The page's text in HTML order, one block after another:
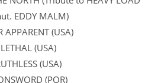
EDDY MALM)
APPARENT (USA)
LETHAL (USA)
(USA)
(POR)